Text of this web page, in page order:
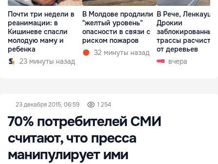
Почти три недели в
реанимации: в
Кишиневе спасли
молодую маму и
ребенка
23 минуты назад
В Молдове продлили
"желтый уровень"
опасности в связи с
риском пожаров
32 минуты назад
В Рече,
Дрокии
заблокированные
трассы
от деревьев
вчера
23 декабря 2015, 06:59 1 254
70% потребителей СМИ
считают, что пресса
манипулирует ими